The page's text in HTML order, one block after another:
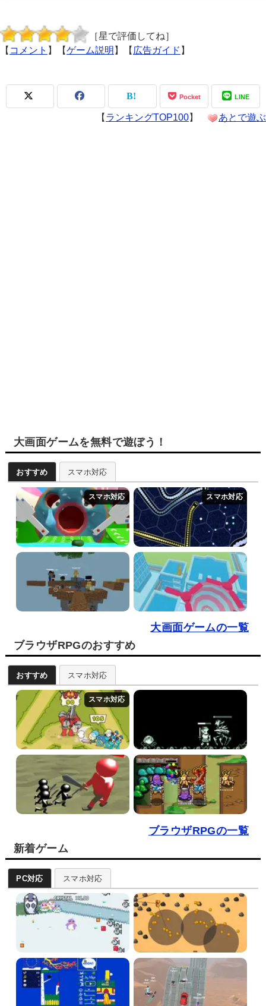
［星で評価してね］
【 コメント 】【ゲーム説明 】【 広告ガイド 】
Pocket LINE
【 ランキングTOP100】 あとで遊ぶ
大画面ゲームを無料で遊ぼう！
おすすめ スマホ対応
大画面ゲームの一覧
ブラウザRPGのおすすめ
おすすめ スマホ対応
ブラウザRPGの一覧
新着ゲーム
PC対応 スマホ対応